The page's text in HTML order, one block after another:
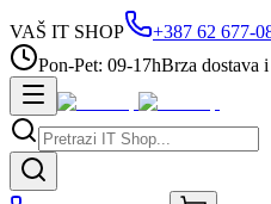
VAŠ IT SHOP +387 62 677-
Pon-Pet: 09-17hBrza dostava